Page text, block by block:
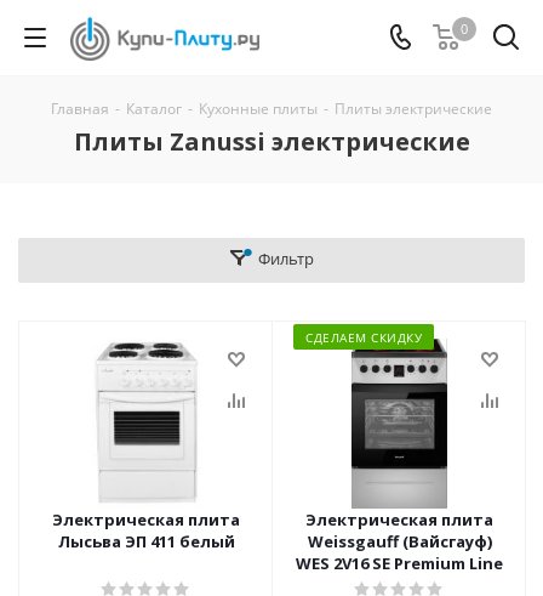
0
Главная - Каталог - Кухонные плиты - Плиты электрические
Плиты Zanussi электрические
Фильтр
Электрическая плита
Лысьва ЭП 411 белый
СДЕЛАЕМ СКИДКУ
Электрическая плита
Weissgauff (Вайсгауф)
WES 2V16 SE Premium Line